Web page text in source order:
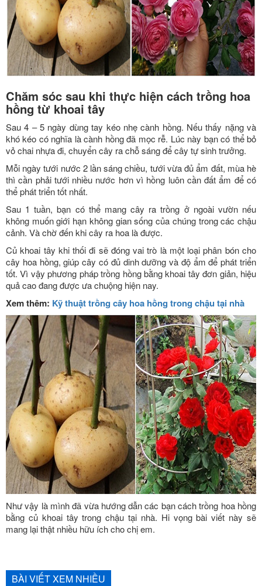
Chăm sóc sau khi thực hiện cách trồng hoa
hồng từ khoai tây
Sau 4 – 5 ngày dùng tay kéo nhẹ cành hồng. Nếu thấy nặng và
khó kéo có nghĩa là cành hồng đã mọc rễ. Lúc này bạn có thể bỏ
vỏ chai nhựa đi, chuyển cây ra chỗ sáng để cây tự sinh trưởng.
Mỗi ngày tưới nước 2 lần sáng chiều, tưới vừa đủ ẩm đất, mùa hè
thì cần phải tưới nhiều nước hơn vì hồng luôn cần đất ẩm để có
thể phát triển tốt nhất.
Sau 1 tuần, bạn có thể mang cây ra trồng ở ngoài vườn nếu
không muốn giới hạn không gian sống của chúng trong các chậu
cảnh. Và chờ đến khi cây ra hoa là được.
Củ khoai tây khi thối đi sẽ đóng vai trò là một loại phân bón cho
cây hoa hồng, giúp cây có đủ dinh dưỡng và độ ẩm để phát triển
tốt. Vì vậy phương pháp trồng hồng bằng khoai tây đơn giản, hiệu
quả cao đang được ưa chuộng hiện nay.
Xem thêm: Kỹ thuật trồng cây hoa hồng trong chậu tại nhà
Như vậy là mình đã vừa hướng dẫn các bạn cách trồng hoa hồng
bằng củ khoai tây trong chậu tại nhà. Hi vọng bài viết này sẽ
mang lại thật nhiều hữu ích cho chị em.
BÀI VIẾT XEM NHIỀU